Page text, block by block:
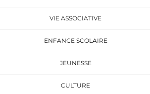
VIE ASSOCIATIVE
ENFANCE SCOLAIRE
JEUNESSE
CULTURE